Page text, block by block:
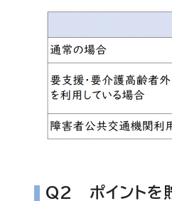
Q2 ポイントを